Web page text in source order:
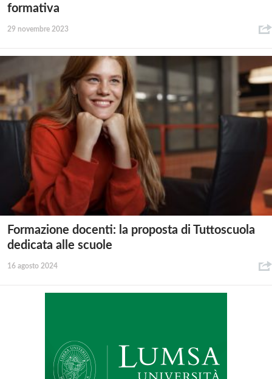
formativa
29 novembre 2023
Formazione docenti: la proposta di Tuttoscuola
dedicata alle scuole
16 agosto 2024